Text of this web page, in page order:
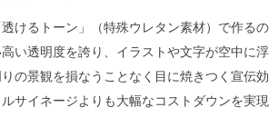
けるトーン」（特殊ウレタン素材）で作るの
い透明度を誇り、イラストや文字が空中に浮
の景観を損なうことなく目に焼きつく宣伝効
サイネージよりも大幅なコストダウンを実現